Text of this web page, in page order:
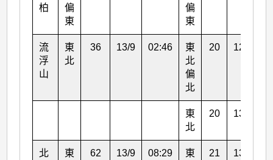
柏
偏
東
偏
東
流
浮
山
東
北
36 13/9 02:46
東
北
偏
北
20 12/9
東
北
20 13/9
北
東
62 13/9 08:29
東
21 13/9